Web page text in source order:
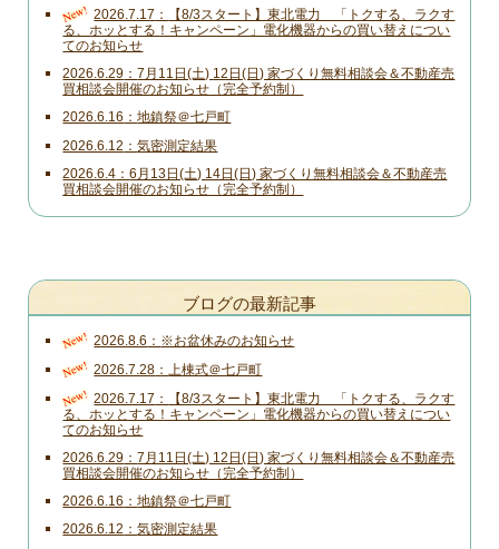
New! 2026.7.17
【8/3スタート】東北電力 「トクする、ラクす
る、ホッとする！キャンペーン」電化機器からの買い替えについ
てのお知らせ
2026.6.29
7月11日(土) 12日(日) 家づくり無料相談会＆不動産売
買相談会開催のお知らせ（完全予約制）
2026.6.16 地鎮祭＠七戸町
2026.6.12 気密測定結果
2026.6.4
6月13日(土) 14日(日) 家づくり無料相談会＆不動産売
買相談会開催のお知らせ（完全予約制）
ブログの最新記事
New! 2026.8.6 ※お盆休みのお知らせ
New! 2026.7.28 上棟式＠七戸町
New! 2026.7.17
【8/3スタート】東北電力 「トクする、ラクす
る、ホッとする！キャンペーン」電化機器からの買い替えについ
てのお知らせ
2026.6.29
7月11日(土) 12日(日) 家づくり無料相談会＆不動産売
買相談会開催のお知らせ（完全予約制）
2026.6.16 地鎮祭＠七戸町
2026.6.12 気密測定結果